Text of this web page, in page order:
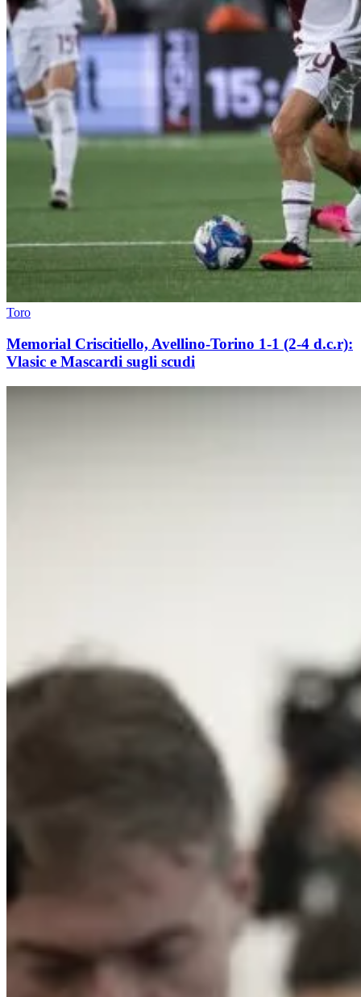
Toro
Memorial Criscitiello, Avellino-Torino 1-1 (2-4 d.c.r):
Vlasic e Mascardi sugli scudi